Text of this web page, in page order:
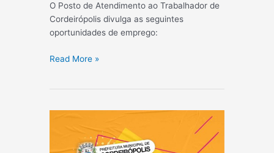
O Posto de Atendimento ao Trabalhador de
Cordeirópolis divulga as seguintes
oportunidades de emprego:
AQUI
01/03/2024
Read More »